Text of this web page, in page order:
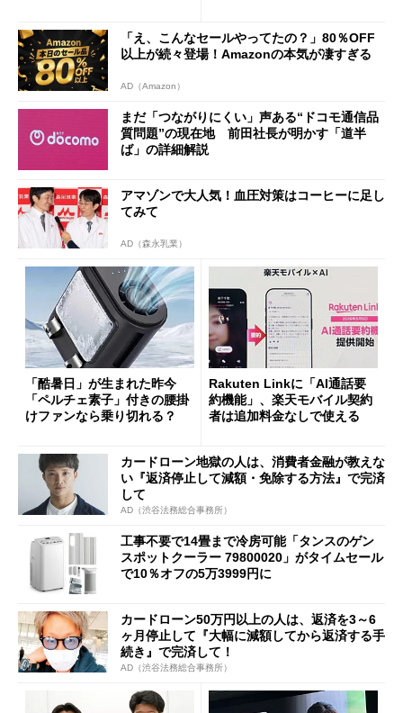
「え、こんなセールやってたの？」80％OFF
以上が続々登場！Amazonの本気が凄すぎる
AD（Amazon）
まだ「つながりにくい」声ある“ドコモ通信品
質問題”の現在地 前田社長が明かす「道半
ば」の詳細解説
アマゾンで大人気！血圧対策はコーヒーに足し
てみて
AD（森永乳業）
「酷暑日」が生まれた昨今
「ペルチェ素子」付きの腰掛
けファンなら乗り切れる？
Rakuten Linkに「AI通話要
約機能」、楽天モバイル契約
者は追加料金なしで使える
カードローン地獄の人は、消費者金融が教えな
い『返済停止して減額・免除する方法』で完済
して
AD（渋谷法務総合事務所）
工事不要で14畳まで冷房可能「タンスのゲン
スポットクーラー 79800020」がタイムセール
で10％オフの5万3999円に
カードローン50万円以上の人は、返済を3～6
ヶ月停止して『大幅に減額してから返済する手
続き』で完済して！
AD（渋谷法務総合事務所）